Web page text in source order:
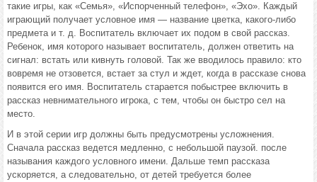
такие игры, как «Семья», «Испорченный телефон», «Эхо». Каждый
играющий получает условное имя — название цветка, какого-либо
предмета и т. д. Воспитатель включает их подом в свой рассказ.
Ребенок, имя которого называет воспитатель, должен ответить на
сигнал: встать или кивнуть головой. Так же вводилось правило: кто
вовремя не отзовется, встает за стул и ждет, когда в рассказе снова
появится его имя. Воспитатель старается побыстрее включить в
рассказ невнимательного игрока, с тем, чтобы он быстро сел на
место.
И в этой серии игр должны быть предусмотрены усложнения.
Сначала рассказ ведется медленно, с небольшой паузой. после
называния каждого условного имени. Дальше темп рассказа
ускоряется, а следовательно, от детей требуется более